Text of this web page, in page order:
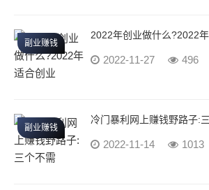
副业赚钱
2022年创业做什么?2022
2022-11-27 496
副业赚钱
冷门暴利网上赚钱野路子:
2022-11-14 1013